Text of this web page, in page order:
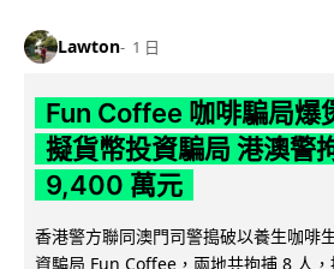
Lawton 1 日
Fun Coffee 咖啡騙局爆
擬貨幣投資騙局 港澳警
9,400 萬元
香港警方聯同澳門司警搗破以養生咖啡
資騙局 Fun Coffee，兩地共拘捕 8 人